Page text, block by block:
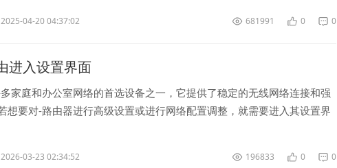
2025-04-20 04:37:02 681991 0 0
进入设置界面
家庭和办公室网络的首选设备之一，它提供了稳定的无线网络连接和强
想要对-路由器进行高级设置或进行网络配置调整，就需要进入其设置界
2026-03-23 02:34:52 196833 0 0